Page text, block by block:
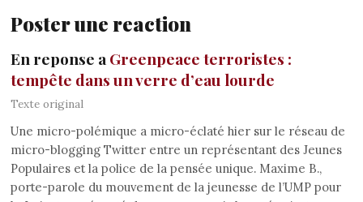
Poster une reaction
En reponse a Greenpeace terroristes :
tempête dans un verre d’eau lourde
Texte original
Une micro-polémique a micro-éclaté hier sur le réseau de
micro-blogging Twitter entre un représentant des Jeunes
Populaires et la police de la pensée unique. Maxime B.,
porte-parole du mouvement de la jeunesse de l’UMP pour